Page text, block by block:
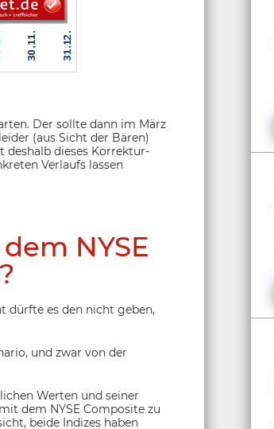
Der sollte dann im März
(aus Sicht der Bären)
deshalb dieses Korrektur-
Verlaufs lassen
NYSE
dürfte es den nicht geben,
und zwar von der
Werten und seiner
dem NYSE Composite zu
beide Indizes haben